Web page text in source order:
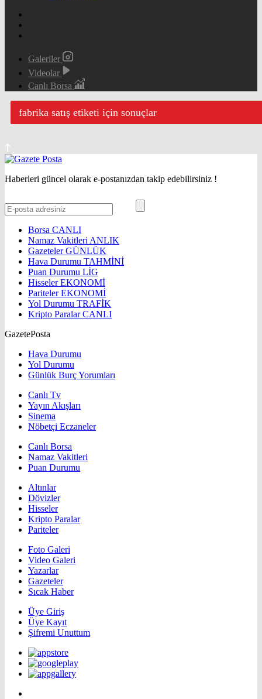
Galeriler
Videolar
Canlı Borsa
fabrika satış etiketi için sonuçlar
Haberleri güncel olarak e-postanızdan takip edebilirsiniz !
Borsa CANLI
Namaz Vakitleri ANLIK
GazetelerGÜNLÜK
Hava Durumu TAHMİNİ
Puan Durumu LİG
HisselerEKONOMİ
ParitelerEKONOMİ
Yol Durumu TRAFİK
Kripto ParalarCANLI
GazetePosta
Hava Durumu
Yol Durumu
Günlük Burç Yorumları
Canlı Tv
Yayın Akışları
Sinema
Nöbetçi Eczaneler
Canlı Borsa
Namaz Vakitleri
Puan Durumu
Altınlar
Dövizler
Hisseler
Kripto Paralar
Pariteler
Foto Galeri
Video Galeri
Yazarlar
Gazeteler
Sıcak Haber
Üye Giriş
Üye Kayıt
Şifremi Unuttum